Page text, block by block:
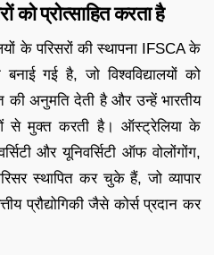
को प्रोत्साहित करता है
के परिसरों की स्थापना IFSCA के
बनाई गई है, जो विश्वविद्यालयों को
की अनुमति देती है और उन्हें भारतीय
से मुक्त करती है। ऑस्ट्रेलिया के
और यूनिवर्सिटी ऑफ वोलोंगोंग,
स्थापित कर चुके हैं, जो व्यापार
प्रौद्योगिकी जैसे कोर्स प्रदान कर